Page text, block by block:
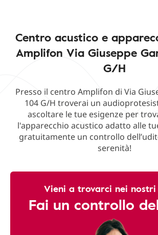
Centro acustico e
Amplifon Via Giuseppe
G/H
Presso il centro Amplifon di Via
104 G/H troverai un
ascoltare le tue esigenze per
l'apparecchio acustico adatto alle
gratuitamente un controllo
serenità!
Vieni a trovarci nei
Fai un controllo